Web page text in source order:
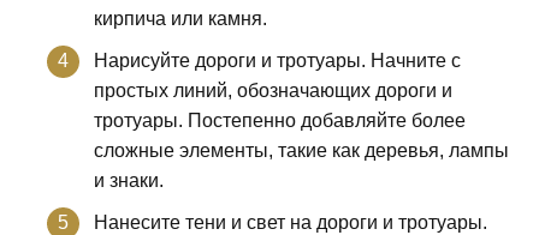
кирпича или камня.
Нарисуйте дороги и тротуары. Начните с
простых линий, обозначающих дороги и
тротуары. Постепенно добавляйте более
сложные элементы, такие как деревья, лампы
и знаки.
Нанесите тени и свет на дороги и тротуары.